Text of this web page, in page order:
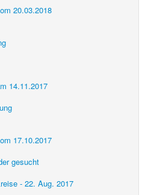
20.03.2018
14.11.2017
17.10.2017
gesucht
- 22. Aug. 2017